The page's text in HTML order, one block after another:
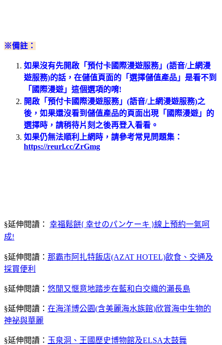
※備註：
如果沒有先開啟「預付卡國際漫遊服務」(語音/上網漫
遊服務)的話，在儲值頁面的「選擇儲值產品」是看不到
「國際漫遊」這個選項的唷!
開啟「預付卡國際漫遊服務」(語音/上網漫遊服務)之
後，如果還沒看到儲值產品的頁面出現「國際漫遊」的
選擇時，請稍待片刻之後再登入看看。
如果仍無法順利上網時，請參考常見問題集：
https://reurl.cc/ZrGmg
§延伸閱讀： 幸福鬆餅( 幸せのパンケーキ )線上預約一氣呵
成!
§延伸閱讀： 那霸市阿扎特飯店(AZAT HOTEL)飲食、交通及
採買便利
§延伸閱讀： 悠閒又愜意地踏步在藍和白交織的瀨長島
§延伸閱讀： 在海洋博公園(含美麗海水族館)欣賞海中生物的
神祕與華麗
§延伸閱讀： 玉泉洞、王國歷史博物館及ELSA太鼓舞